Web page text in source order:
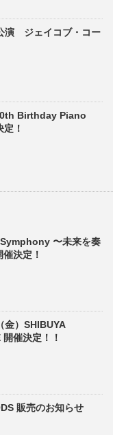
演 ジェイコブ・コー
Birthday Piano
！
〜未来を奏
決定！
）SHIBUYA
催決定！！
販売のお知らせ